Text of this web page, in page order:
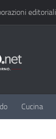
editoriali
Cucina